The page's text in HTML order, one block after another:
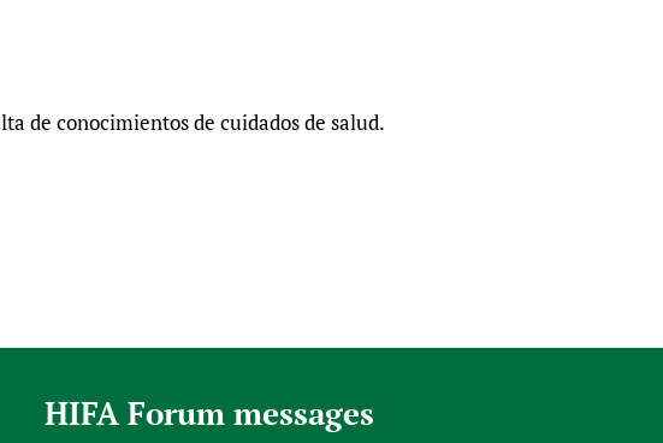
de conocimientos de cuidados de salud.
HIFA Forum messages